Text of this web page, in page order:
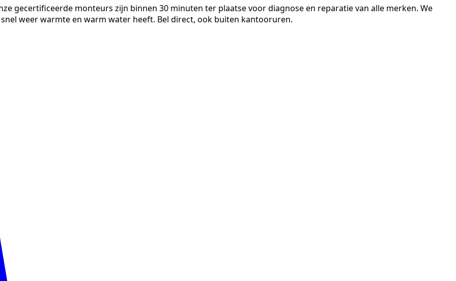
gecertificeerde monteurs zijn binnen 30 minuten ter plaatse voor diagnose en reparatie van alle merken. We
weer warmte en warm water heeft. Bel direct, ook buiten kantooruren.